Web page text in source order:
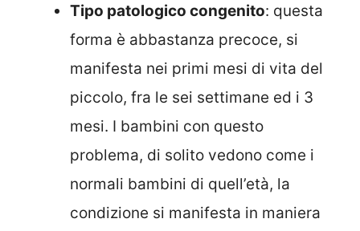
Tipo patologico congenito: questa
forma è abbastanza precoce, si
manifesta nei primi mesi di vita del
piccolo, fra le sei settimane ed i 3
mesi. I bambini con questo
problema, di solito vedono come i
normali bambini di quell’età, la
condizione si manifesta in maniera